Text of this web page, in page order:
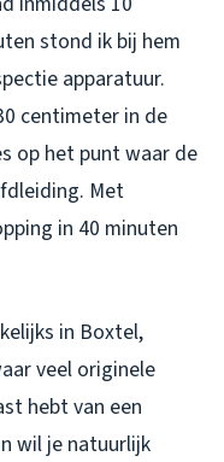
stond ik bij hem
apparatuur.
centimeter in de
op het punt waar de
Met
in 40 minuten
in Boxtel,
veel originele
hebt van een
wil je natuurlijk